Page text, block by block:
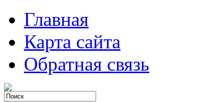
Главная
Карта сайта
Обратная связь